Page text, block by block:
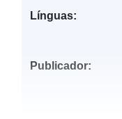
Línguas:
Publicador: